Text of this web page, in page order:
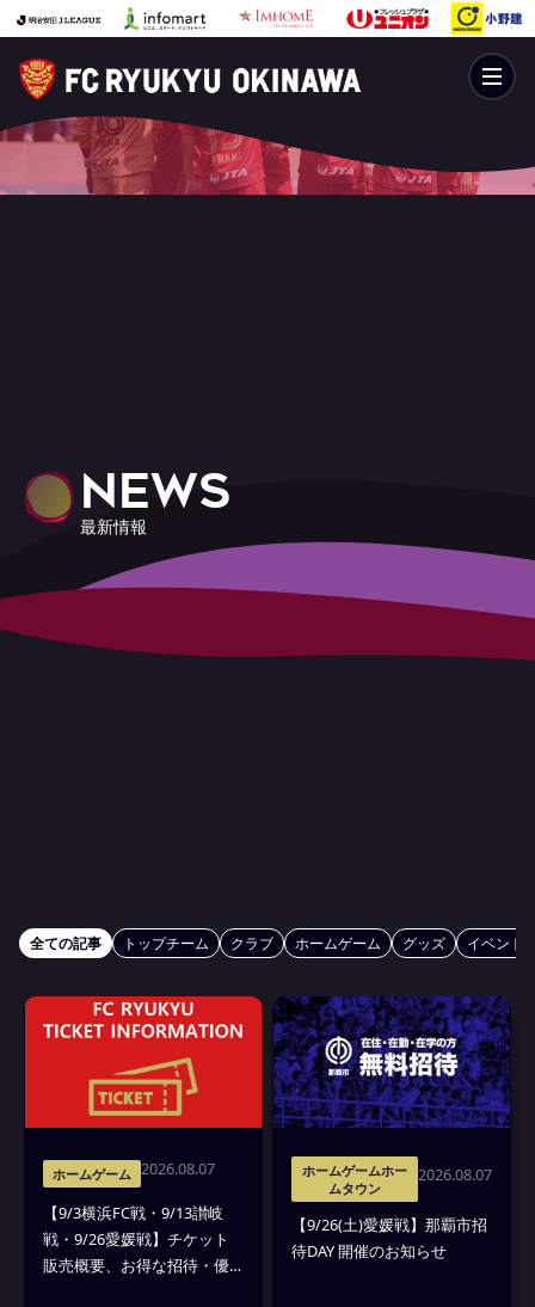
NEWS
最新情報
全ての記事 トップチーム クラブ ホームゲーム グッズ イベント
ホームゲーム 2026.08.07
【9/3横浜FC戦・9/13讃岐
戦・9/26愛媛戦】チケット
販売概要、お得な招待・優
ホームゲームホー
ムタウン
2026.08.07
【9/26(土)愛媛戦】那覇市招
待DAY 開催のお知らせ